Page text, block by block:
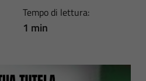
Tempo di lettura:
1 min